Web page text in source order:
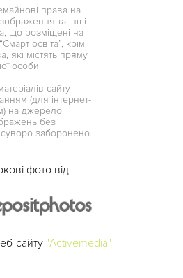
права на
та інші
що розміщені на
освіта”, крім
які містять пряму
особи.
сайту
(для інтернет-
на джерело.
без
заборонено.
фото від
сайту "Activemedia"